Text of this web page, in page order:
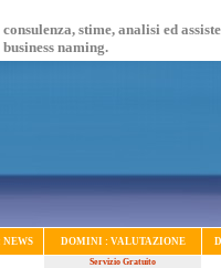
consulenza, stime, analisi ed
business naming.
DOMINI : VALUTAZIONE
Servizio Gratuito